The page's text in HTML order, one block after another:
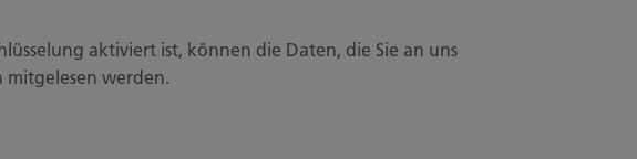
aktiviert ist, können die Daten, die Sie an uns
werden.